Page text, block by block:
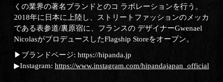
くの業界の著名ブランドとのコ ラボレーションを行う。
2018年に日本に上陸し、ストリートファッションのメッカ
である表参道/裏原宿に、フランスの デザイナーGwenael
NicolasがプロデュースしたFlagship Storeをオープン。
▶ブランドページ: https://hipanda.jp
▶Instagram: https://www.instagram.com/hipandajapan_official